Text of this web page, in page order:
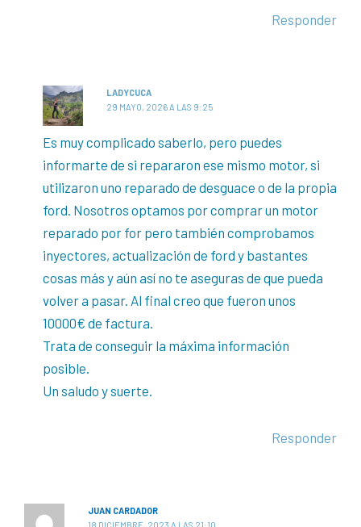
Responder
LADYCUCA
29 MAYO, 2026 A LAS 9:25
Es muy complicado saberlo, pero puedes
informarte de si repararon ese mismo motor, si
utilizaron uno reparado de desguace o de la propia
ford. Nosotros optamos por comprar un motor
reparado por for pero también comprobamos
inyectores, actualización de ford y bastantes
cosas más y aún así no te aseguras de que pueda
volver a pasar. Al final creo que fueron unos
10000€ de factura.
Trata de conseguir la máxima información
posible.
Un saludo y suerte.
Responder
JUAN CARDADOR